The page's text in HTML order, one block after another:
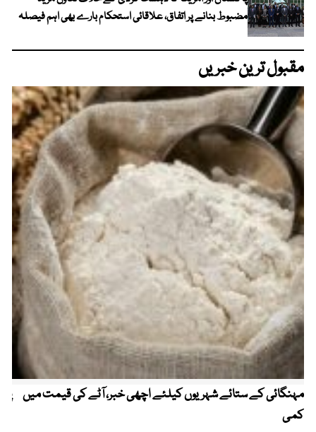
مضبوط بنانے پر اتفاق، علاقائی استحکام بارے بھی اہم فیصلہ
مقبول ترین خبریں
مہنگائی کے ستائے شہریوں کیلئے اچھی خبر، آٹے کی قیمت میں
کمی